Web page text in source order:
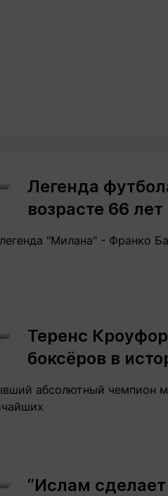
Легенда
возрасте 66 лет
"Милана" - Франко
Теренс
боксёров в
абсолютный чемпион
“Ислам